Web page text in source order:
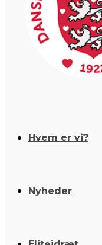
Hvem er vi?
Nyheder